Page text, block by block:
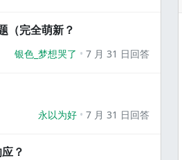
完全萌新？
银色_梦想哭了 7 月 31 日回答
永以为好 7 月 31 日回答
？